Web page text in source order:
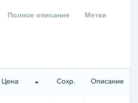
Полное описание Метки
Цена Сохр. Описание